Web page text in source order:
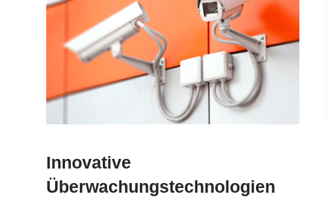
Innovative
Überwachungstechnologien